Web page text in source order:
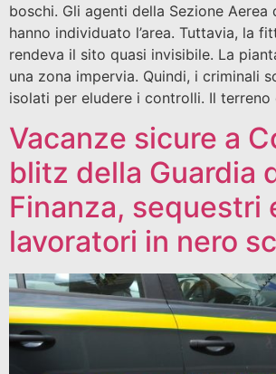
boschi. Gli agenti della Sezione Aerea
hanno individuato l’area. Tuttavia, la
rendeva il sito quasi invisibile. La
una zona impervia. Quindi, i criminali
isolati per eludere i controlli. Il
Vacanze sicure a
blitz della Guardia
Finanza, sequestri
lavoratori in nero